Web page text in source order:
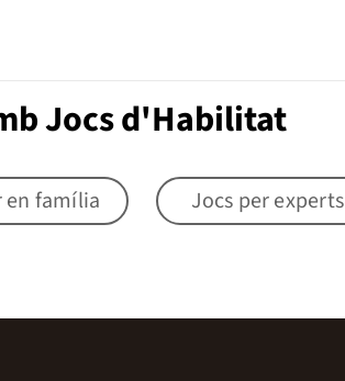
Jocs d'Habilitat
en família Jocs per experts